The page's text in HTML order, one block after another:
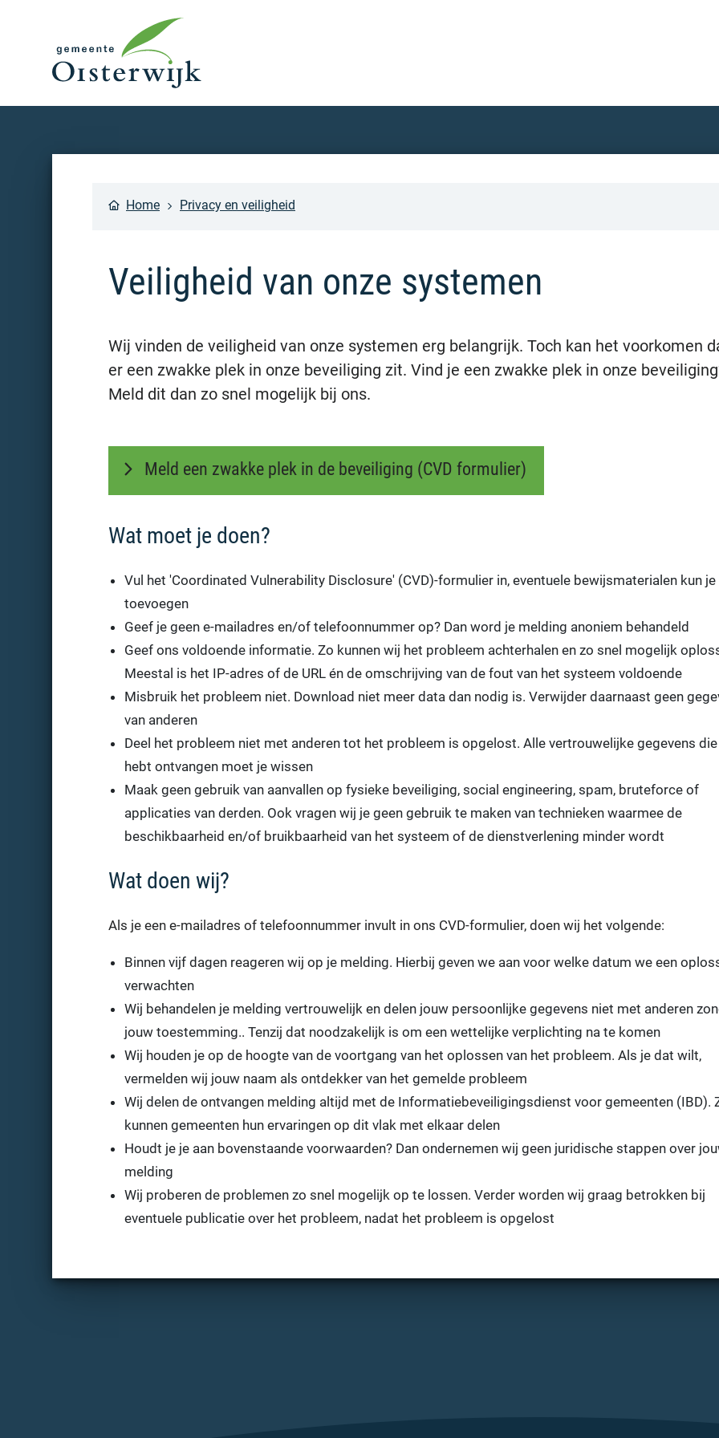
Home Privacy en veiligheid
Veiligheid van onze systemen
Wij vinden de veiligheid van onze systemen erg belangrijk. Toch kan het voorkomen
er een zwakke plek in onze beveiliging zit. Vind je een zwakke plek in onze
Meld dit dan zo snel mogelijk bij ons.
Meld een zwakke plek in de beveiliging (CVD formulier)
Wat moet je doen?
Vul het 'Coordinated Vulnerability Disclosure' (CVD)-formulier in, eventuele bewijsmaterialen kun je
toevoegen
Geef je geen e-mailadres en/of telefoonnummer op? Dan word je melding anoniem behandeld
Geef ons voldoende informatie. Zo kunnen wij het probleem achterhalen en zo snel mogelijk
Meestal is het IP-adres of de URL én de omschrijving van de fout van het systeem voldoende
Misbruik het probleem niet. Download niet meer data dan nodig is. Verwijder daarnaast geen
van anderen
Deel het probleem niet met anderen tot het probleem is opgelost. Alle vertrouwelijke gegevens
hebt ontvangen moet je wissen
Maak geen gebruik van aanvallen op fysieke beveiliging, social engineering, spam, bruteforce of
applicaties van derden. Ook vragen wij je geen gebruik te maken van technieken waarmee de
beschikbaarheid en/of bruikbaarheid van het systeem of de dienstverlening minder wordt
Wat doen wij?
Als je een e-mailadres of telefoonnummer invult in ons CVD-formulier, doen wij het volgende:
Binnen vijf dagen reageren wij op je melding. Hierbij geven we aan voor welke datum we een
verwachten
Wij behandelen je melding vertrouwelijk en delen jouw persoonlijke gegevens niet met anderen
jouw toestemming.. Tenzij dat noodzakelijk is om een wettelijke verplichting na te komen
Wij houden je op de hoogte van de voortgang van het oplossen van het probleem. Als je dat wilt,
vermelden wij jouw naam als ontdekker van het gemelde probleem
Wij delen de ontvangen melding altijd met de Informatiebeveiligingsdienst voor gemeenten (IBD).
kunnen gemeenten hun ervaringen op dit vlak met elkaar delen
Houdt je je aan bovenstaande voorwaarden? Dan ondernemen wij geen juridische stappen over
melding
Wij proberen de problemen zo snel mogelijk op te lossen. Verder worden wij graag betrokken bij
eventuele publicatie over het probleem, nadat het probleem is opgelost